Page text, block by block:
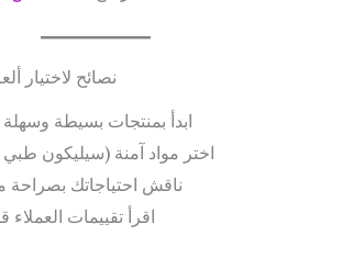
نصائح لاختيار
ابدأ بمنتجات بسيطة وسهلة
اختر مواد آمنة (سيليكون
ناقش احتياجاتك
اقرأ تقييمات العملاء